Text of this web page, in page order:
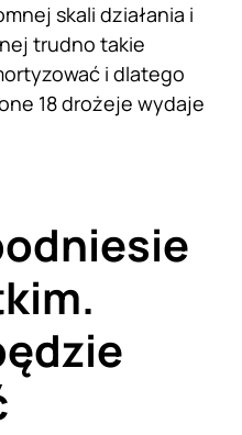
skali działania i
trudno takie
i dlatego
18 drożeje wydaje